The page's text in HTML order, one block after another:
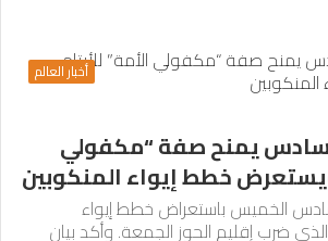
أخبار العالم
يمنح صفة “مكفولي
ويستعرض خطط إيواء المنكوبين
الخميس باستعراض خطط إيواء
الذي ضرب إقليم الحوز الجمعة. وأكد بيان